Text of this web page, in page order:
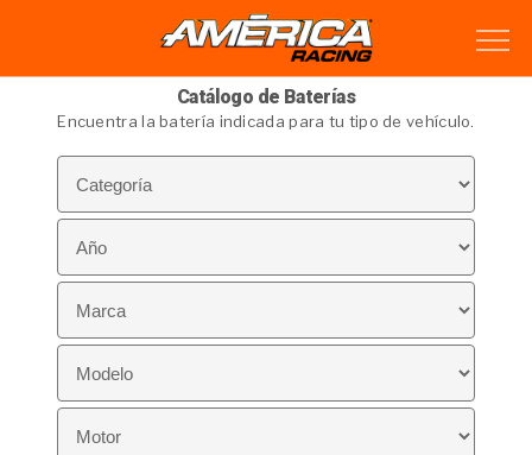
Catálogo de Baterías
Encuentra la batería indicada para tu tipo de vehículo.